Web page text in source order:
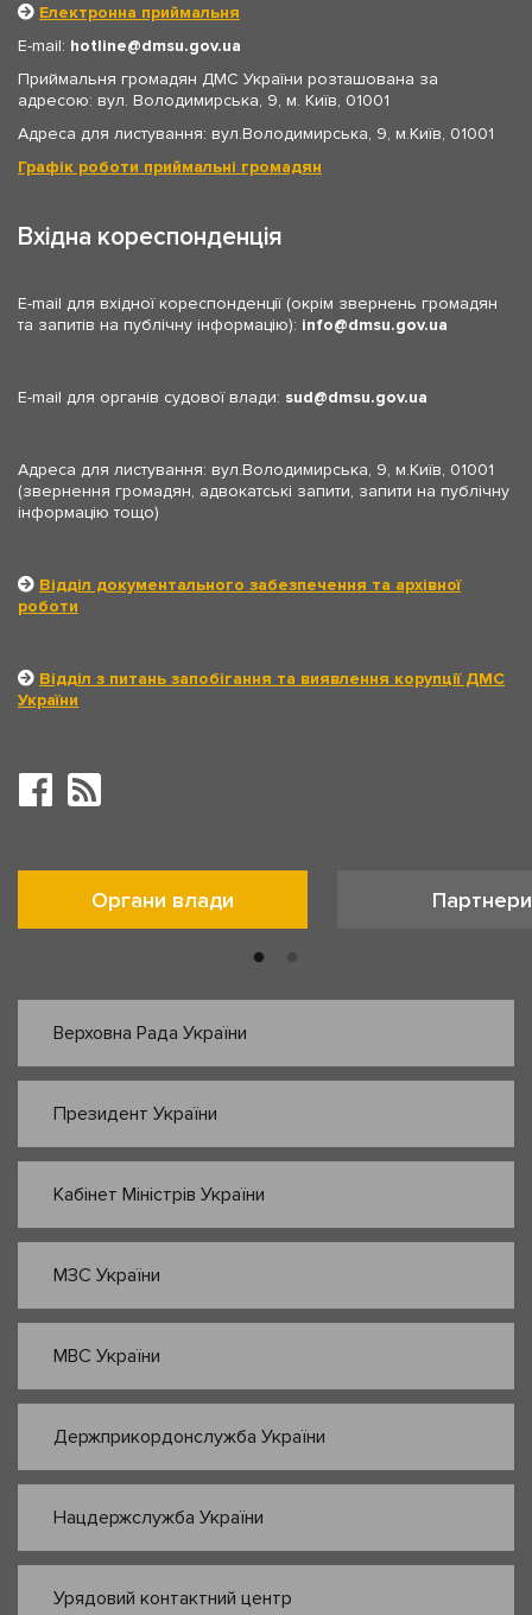
Електронна приймальня
E-mail: hotline
dmsu.gov.ua
Приймальня громадян ДМС України розташована за
адресою: вул. Володимирська, 9, м. Київ, 01001
Адреса для листування: вул.Володимирська, 9, м.Київ, 01001
Графік роботи приймальні громадян
Вхідна кореспонденція
E-mail для вхідної кореспонденції (окрім звернень громадян
та запитів на публічну інформацію): info dmsu.gov.ua
E-mail для органів судової влади: sud dmsu.gov.ua
Адреса для листування: вул.Володимирська, 9, м.Київ, 01001
(звернення громадян, адвокатські запити, запити на публічну
інформацію тощо)
Відділ документального забезпечення та архівної
роботи
Відділ з питань запобігання та виявлення корупції ДМС
України
Органи влади Партнери
Верховна Рада України
Президент України
Кабінет Міністрів України
МЗС України
МВС України
Держприкордонслужба України
Нацдержслужба України
Урядовий контактний центр